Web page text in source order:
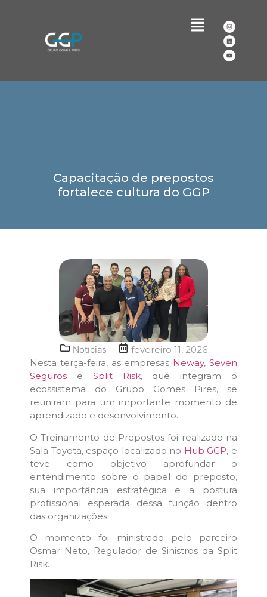
Capacitação de prepostos
fortalece cultura do GGP
Notícias
fevereiro 11, 2026
Nesta terça-feira, as empresas Neway,Seven
Seguros e Split Risk, que integram o
ecossistema do Grupo Gomes Pires, se
reuniram para um importante momento de
aprendizado e desenvolvimento.
O Treinamento de Prepostos foi realizado na
Sala Toyota, espaço localizado no Hub GGP, e
teve como objetivo aprofundar o
entendimento sobre o papel do preposto,
sua importância estratégica e a postura
profissional esperada dessa função dentro
das organizações.
O momento foi ministrado pelo parceiro
Osmar Neto, Regulador de Sinistros da Split
Risk.